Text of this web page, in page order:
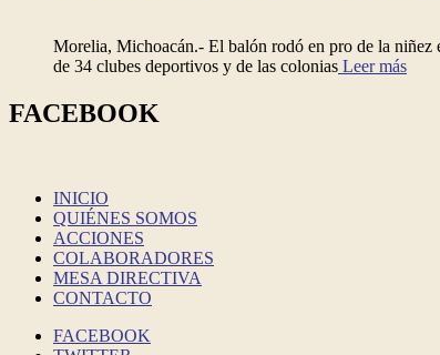
Morelia, Michoacán.- El balón rodó en pro de la
de 34 clubes deportivos y de las colonias Leer más
FACEBOOK
INICIO
QUIÉNES SOMOS
ACCIONES
COLABORADORES
MESA DIRECTIVA
CONTACTO
FACEBOOK